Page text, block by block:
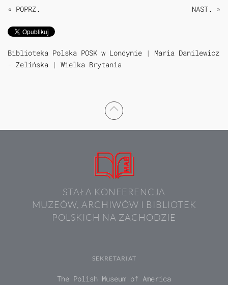
« POPRZ. NAST. »
Biblioteka Polska POSK w Londynie | Maria Danilewicz
- Zelińska | Wielka Brytania
STAŁA KONFERENCJA
MUZEÓW, ARCHIWÓW I BIBLIOTEK
POLSKICH NA ZACHODZIE
SEKRETARIAT
The Polish Museum of America